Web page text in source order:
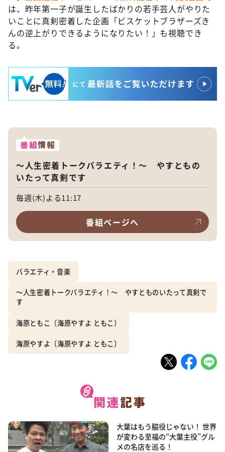
は、昨年第一子が誕生したばかりの若手芸人がやりた
いことに真剣密着した企画「ビスケットブラザーズき
んの逆上がりできるようになりたい！」も視聴でき
る。
番組情報
～人生密着トークバラエティ！～ やすともの
いたって真剣です
毎週(木)よる11:17
番組ページへ
バラエティ・音楽
～人生密着トークバラエティ！～ やすとものいたって真剣で
す
海原ともこ（海原やすよ ともこ）
海原やすよ（海原やすよ ともこ）
大葉はもう脇役じゃない！ 世界
が変わる至福の“大葉主役”グル
メの名店を巡る！